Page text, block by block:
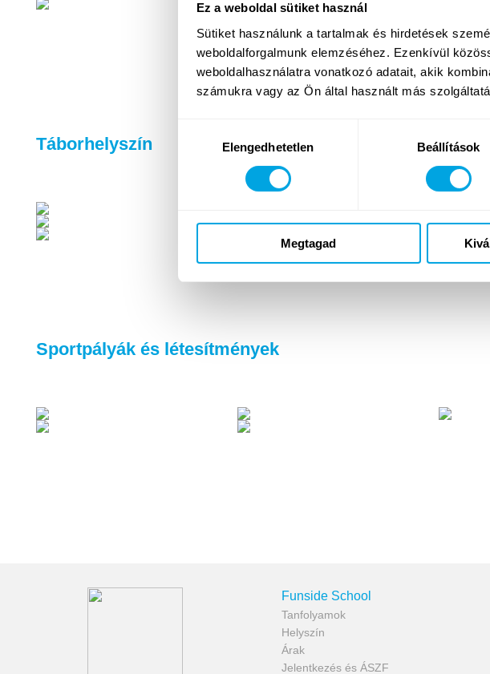
Ez a weboldal sütiket használ
Sütiket használunk a tartalmak és hirdetések
weboldalforgalmunk elemzéséhez. Ezenkívül
weboldalhasználatra vonatkozó adatait, akik
számukra vagy az Ön által használt más
kiválasztásaElengedhetetlen Beállítások
Megtagad
Táborhelyszín
Sportpályák és létesítmények
Funside School
Tanfolyamok
Helyszín
Árak
Jelentkezés és ÁSZF